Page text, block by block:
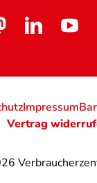
Impressum
Vertrag